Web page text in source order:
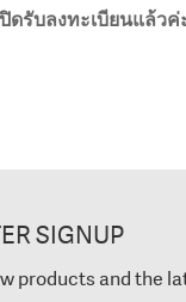
รับลงทะเบียนแล้วค่
SIGNUP
products and the